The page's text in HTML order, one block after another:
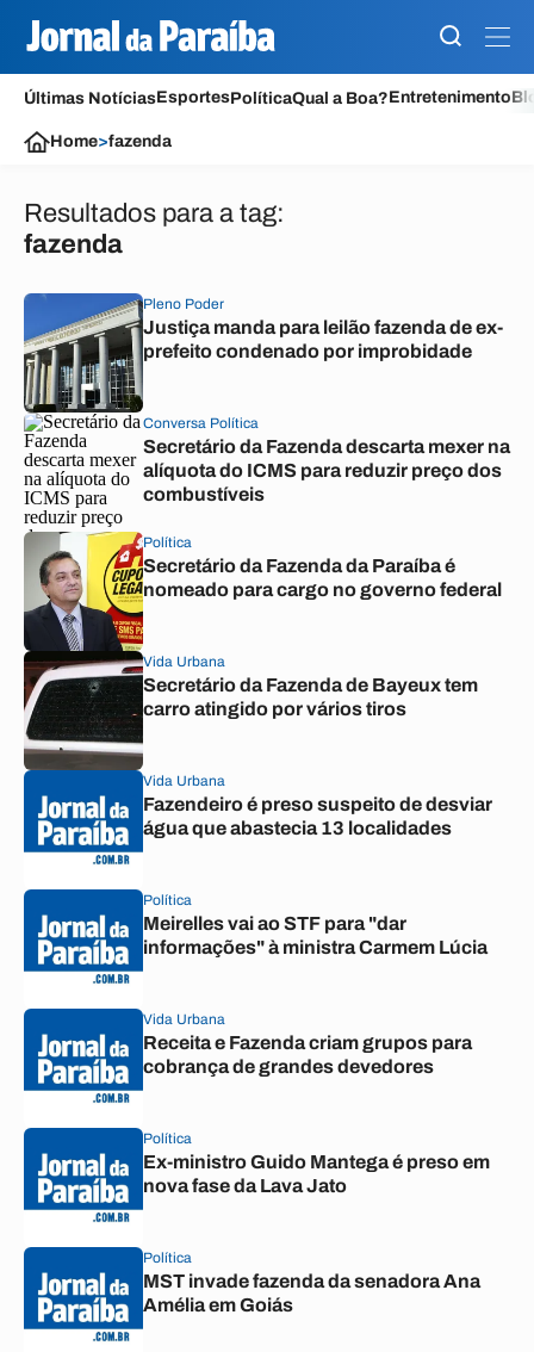
Últimas NotíciasEsportesPolíticaQual a Boa?Entretenimento
Home>fazenda
Resultados para a tag:
fazenda
Pleno Poder
Justiça manda para leilão fazenda de ex-
prefeito condenado por improbidade
Conversa Política
Secretário da Fazenda descarta mexer na
alíquota do ICMS para reduzir preço dos
combustíveis
Política
Secretário da Fazenda da Paraíba é
nomeado para cargo no governo federal
Vida Urbana
Secretário da Fazenda de Bayeux tem
carro atingido por vários tiros
Vida Urbana
Fazendeiro é preso suspeito de desviar
água que abastecia 13 localidades
Política
Meirelles vai ao STF para "dar
informações" à ministra Carmem Lúcia
Vida Urbana
Receita e Fazenda criam grupos para
cobrança de grandes devedores
Política
Ex-ministro Guido Mantega é preso em
nova fase da Lava Jato
Política
MST invade fazenda da senadora Ana
Amélia em Goiás